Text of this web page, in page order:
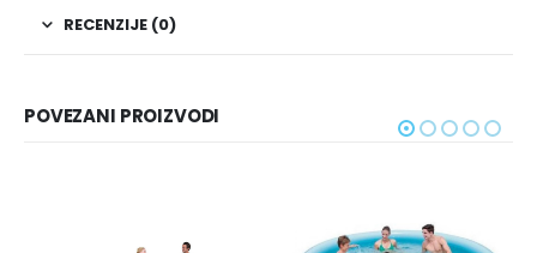
RECENZIJE (0)
POVEZANI PROIZVODI